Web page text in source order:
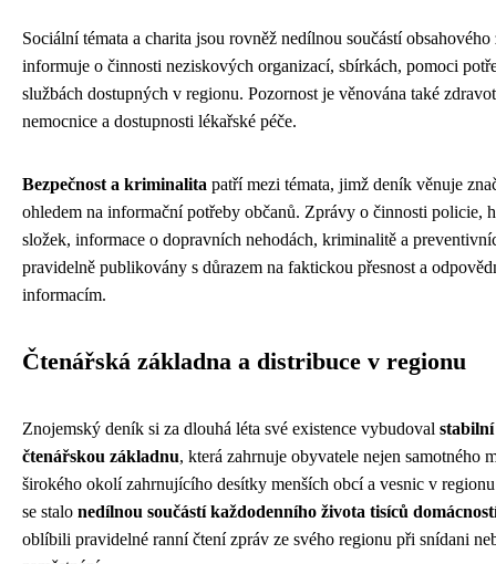
Sociální témata a charita jsou rovněž nedílnou součástí
informuje o činnosti neziskových organizací, sbírkách, pomoci
službách dostupných v regionu. Pozornost je věnována také
nemocnice a dostupnosti lékařské péče.
Bezpečnost a kriminalita patří mezi témata, jimž deník věnuje
ohledem na informační potřeby občanů. Zprávy o činnosti policie,
složek, informace o dopravních nehodách, kriminalitě a
pravidelně publikovány s důrazem na faktickou přesnost a
informacím.
Čtenářská základna a distribuce v regionu
Znojemský deník si za dlouhá léta své existence vybudoval
čtenářskou základnu, která zahrnuje obyvatele nejen samotného
širokého okolí zahrnujícího desítky menších obcí a vesnic v
se stalo nedílnou součástí každodenního života tisíců
oblíbili pravidelné ranní čtení zpráv ze svého regionu při snídani